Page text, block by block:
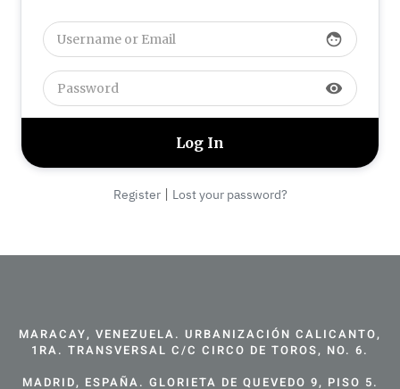
face
visibility
Register| Lost your password?
MARACAY, VENEZUELA. URBANIZACIÓN CALICANTO,
1RA. TRANSVERSAL C/C CIRCO DE TOROS, NO. 6.
MADRID, ESPAÑA. GLORIETA DE QUEVEDO 9, PISO 5.